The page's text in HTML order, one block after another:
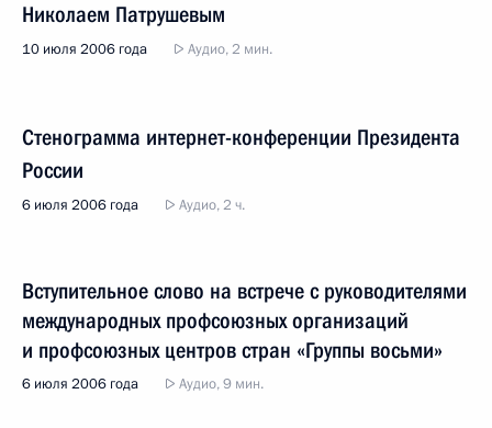
Николаем Патрушевым
10 июля 2006 года Аудио, 2 мин.
Стенограмма интернет-конференции Президента
России
6 июля 2006 года Аудио, 2 ч.
Вступительное слово на встрече с руководителями
международных профсоюзных организаций
и профсоюзных центров стран «Группы восьми»
6 июля 2006 года Аудио, 9 мин.